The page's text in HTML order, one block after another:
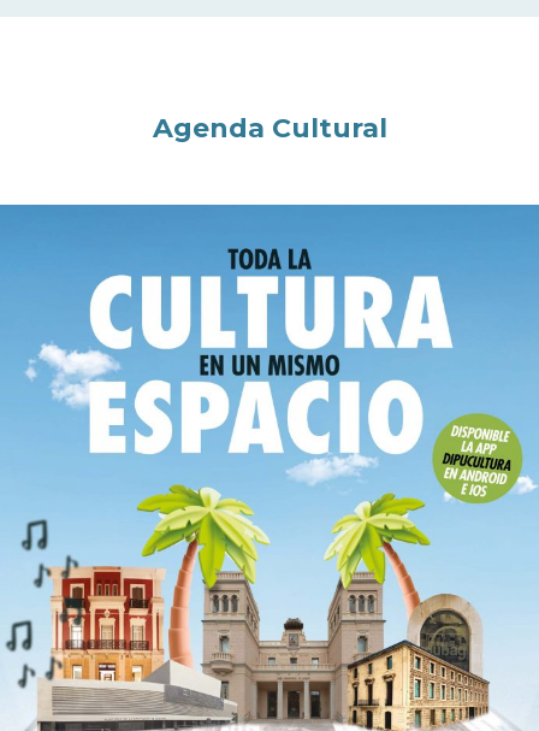
Agenda Cultural